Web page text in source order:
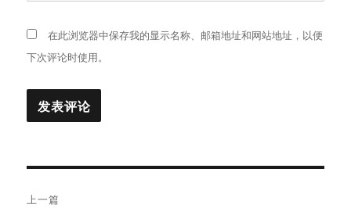
在此浏览器中保存我的显示名称、邮箱地址和网站地址，以便
下次评论时使用。
上一篇